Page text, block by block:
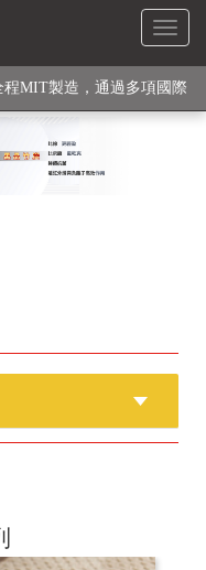
Toggle
程MIT製造，通過多項國際
膝! 支撐. 包覆感. 超透氣.